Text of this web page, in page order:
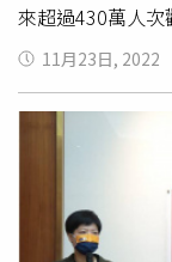
鐵已經被相關部
基本十年起步。
助理教練、中國
漢卓爾主教練、
月，李鐵正式出
執教下，國足在
球員使用不當，
交惡，且因為多
下台。
來超過430萬人次
11月23日, 2022